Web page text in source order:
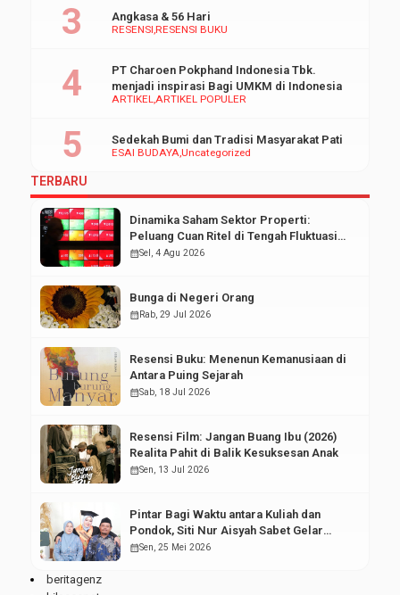
Walisongo semarang yang ke-
RESENSI RESENSI BUKU
Angkasa & 56 Hari
ARTIKELARTIKEL POPULER
PT Charoen Pokphand Indonesia Tbk.
menjadi inspirasi Bagi UMKM di Indonesia
ESAI BUDAYAUncategorized
Sedekah Bumi dan Tradisi Masyarakat Pati
TERBARU
Dinamika Saham Sektor Properti:
Peluang Cuan Ritel di Tengah Fluktuasi
Pasar Modal
calendar_monthSel, 4 Agu 2026
Bunga di Negeri Orang
calendar_monthRab, 29 Jul 2026
Resensi Buku: Menenun Kemanusiaan di
Antara Puing Sejarah
calendar_monthSab, 18 Jul 2026
Resensi Film: Jangan Buang Ibu (2026)
Realita Pahit di Balik Kesuksesan Anak
calendar_monthSen, 13 Jul 2026
Pintar Bagi Waktu antara Kuliah dan
Pondok, Siti Nur Aisyah Sabet Gelar
Wisudawan Terbaik
calendar_monthSen, 25 Mei 2026
beritagenz